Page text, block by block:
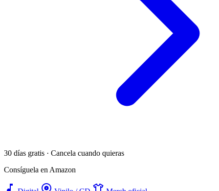
30 días gratis · Cancela cuando quieras
Consíguela en Amazon
music_note album apparel